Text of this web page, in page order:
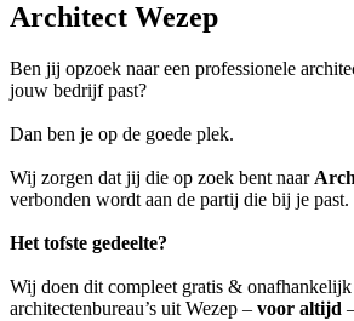
Architect Wezep
Ben jij opzoek naar een professionele
jouw bedrijf past?
Dan ben je op de goede plek.
Wij zorgen dat jij die op zoek bent naar
verbonden wordt aan de partij die bij je past.
Het tofste gedeelte?
Wij doen dit compleet gratis &
architectenbureau’s uit Wezep – voor altijd